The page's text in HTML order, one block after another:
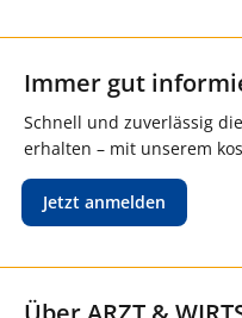
Immer gut
Schnell und zuverlässig
erhalten – mit unserem
Jetzt anmelden